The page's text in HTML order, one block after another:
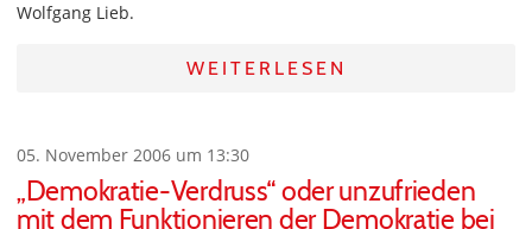
Wolfgang Lieb.
WEITERLESEN
05. November 2006 um 13:30
„Demokratie-Verdruss“ oder unzufrieden
mit dem Funktionieren der Demokratie bei